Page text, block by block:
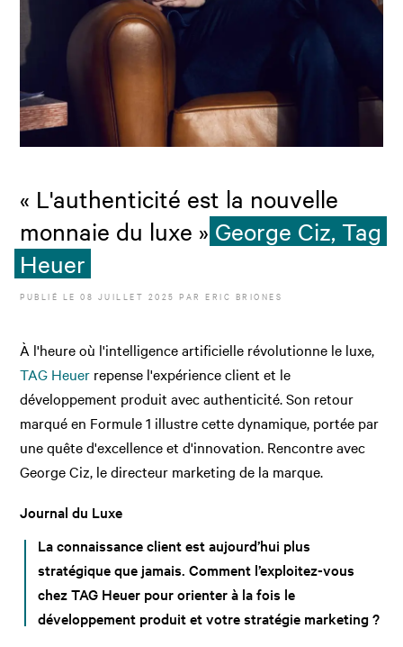
« L'authenticité est la nouvelle
monnaie du luxe » George Ciz, Tag
Heuer
PUBLIÉ LE08 JUILLET 2025 PARERIC BRIONES
À l'heure où l'intelligence artificielle révolutionne le luxe,
TAG Heuer repense l'expérience client et le
développement produit avec authenticité. Son retour
marqué en Formule 1 illustre cette dynamique, portée par
une quête d'excellence et d'innovation. Rencontre avec
George Ciz, le directeur marketing de la marque.
Journal du Luxe
La connaissance client est aujourd’hui plus
stratégique que jamais. Comment l’exploitez-vous
chez TAG Heuer pour orienter à la fois le
développement produit et votre stratégie marketing ?